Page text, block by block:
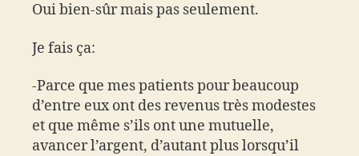
Oui bien-sûr mais pas seulement.
Je fais ça:
-Parce que mes patients pour beaucoup
d’entre eux ont des revenus très modestes
et que même s’ils ont une mutuelle,
avancer l’argent, d’autant plus lorsqu’il